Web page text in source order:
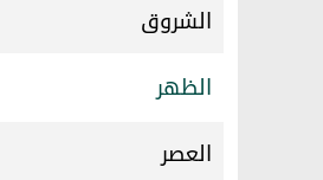
الشروق
الظهر
العصر